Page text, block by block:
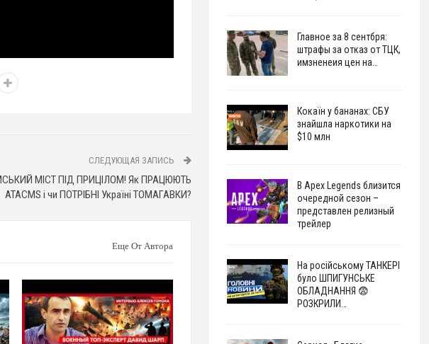
СЛЕДУЮЩАЯ ЗАПИСЬ
МІСТ ПІД ПРИЦІЛОМ! Як ПРАЦЮЮТЬ
ATACMS і чи ПОТРІБНІ Україні ТОМАГАВКИ?
Еще От Автора
Главное за 8 сентбря:
штрафы за отказ от ТЦК,
имзненеия цен на…
Кокаїн у бананах: СБУ
знайшла наркотики на
$10 млн
В Apex Legends близится
очередной сезон –
представлен релизный
трейлер
На російському ТАНКЕРІ
було ШПИГУНСЬКЕ
ОБЛАДНАННЯ 😨
РОЗКРИЛИ…